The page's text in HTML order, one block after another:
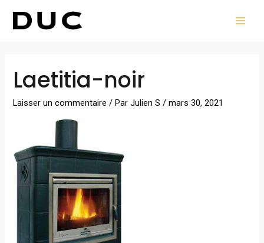
Laetitia-noir
Laisser un commentaire / ParJulien S/mars 30, 2021
des